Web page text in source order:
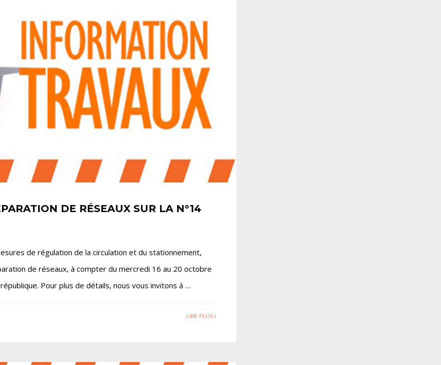
DE RÉSEAUX SUR LA N°14
de régulation de la circulation et du stationnement,
de réseaux, à compter du mercredi 16 au 20 octobre
Pour plus de détails, nous vous invitons à …
LIRE PLUS